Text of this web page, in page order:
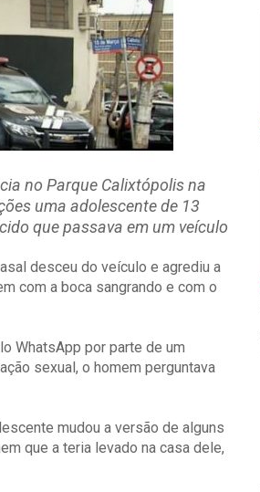
no Parque Calixtópolisna
uma adolescente de 13
que passava em um veículo
desceu do veículo e agrediu a
com a boca sangrando e com o
WhatsApp por parte de um
sexual, o homem perguntava
mudou a versão de alguns
que a teria levado na casa dele,